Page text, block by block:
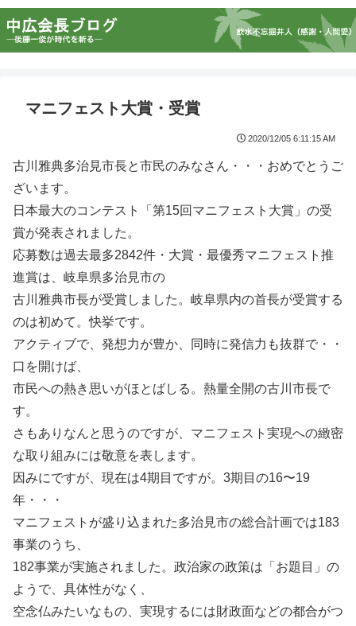
マニフェスト大賞・受賞
2020/12/05 6:11:15 AM
古川雅典多治見市長と市民のみなさん・・・おめでとうご
ざいます。
日本最大のコンテスト「第15回マニフェスト大賞」の受
賞が発表されました。
応募数は過去最多2842件・大賞・最優秀マニフェスト推
進賞は、岐阜県多治見市の
古川雅典市長が受賞しました。岐阜県内の首長が受賞する
のは初めて。快挙です。
アクティブで、発想力が豊か、同時に発信力も抜群で・・
口を開けば、
市民への熱き思いがほとばしる。熱量全開の古川市長で
す。
さもありなんと思うのですが、マニフェスト実現への緻密
な取り組みには敬意を表します。
因みにですが、現在は4期目ですが。3期目の16〜19
年・・・
マニフェストが盛り込まれた多治見市の総合計画では183
事業のうち、
182事業が実施されました。政治家の政策は「お題目」の
ようで、具体性がなく、
空念仏みたいなもの、実現するには財政面などの都合がつ